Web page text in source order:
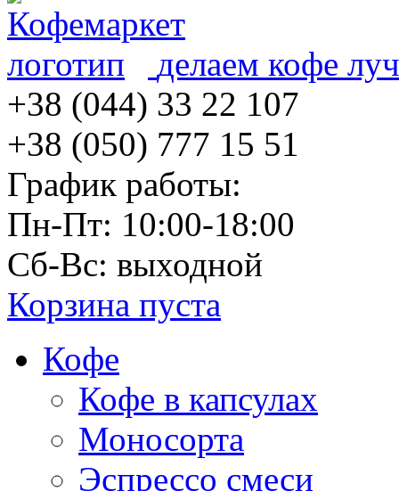
делаем кофе
+38 (044) 33 22 107
+38 (050) 777 15 51
График работы:
Пн-Пт: 10:00-18:00
Сб-Вс: выходной
Корзина пуста
Кофе
Кофе в капсулах
Моносорта
Эспрессо смеси